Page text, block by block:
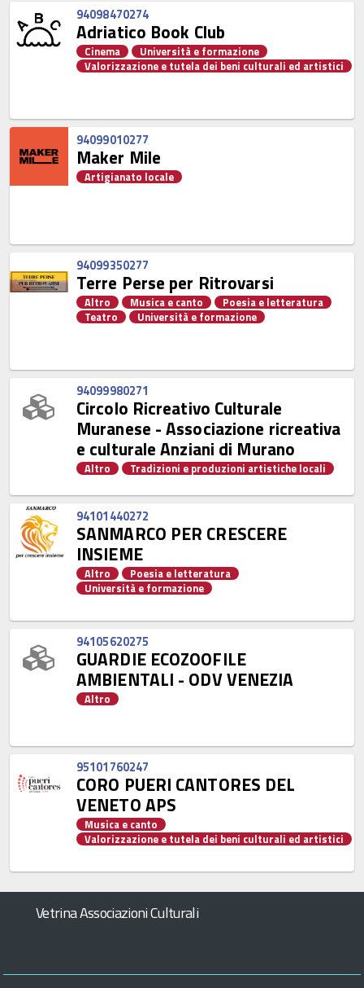
94098470274
Adriatico Book Club
Cinema
Università e formazione
Valorizzazione e tutela dei beni culturali ed artistici
94099010277
Maker Mile
Artigianato locale
94099350277
Terre Perse per Ritrovarsi
Altro Musica e canto
Poesia e letteratura
Teatro
Università e formazione
94099980271
Circolo Ricreativo Culturale
Muranese - Associazione ricreativa
e culturale Anziani di Murano
Altro Tradizioni e produzioni artistiche locali
94101440272
SANMARCO PER CRESCERE
INSIEME
Altro
Poesia e letteratura
Università e formazione
94105620275
GUARDIE ECOZOOFILE
AMBIENTALI - ODV VENEZIA
Altro
95101760247
CORO PUERI CANTORES DEL
VENETO APS
Musica e canto
Valorizzazione e tutela dei beni culturali ed artistici
Vetrina Associazioni Culturali